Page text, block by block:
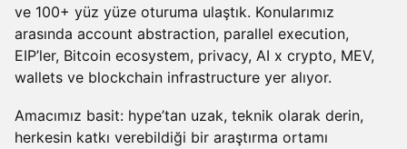
ve 100+ yüz yüze oturuma ulaştık. Konularımız
arasında account abstraction, parallel execution,
EIP’ler, Bitcoin ecosystem, privacy, AI x crypto, MEV,
wallets ve blockchain infrastructure yer alıyor.
Amacımız basit: hype’tan uzak, teknik olarak derin,
herkesin katkı verebildiği bir araştırma ortamı